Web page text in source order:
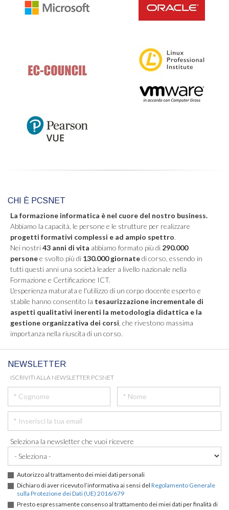
CHI È PCSNET
La formazione informatica è nel cuore del nostro business.
Abbiamo la capacità, le persone e le strutture per realizzare
progetti formativi complessi e ad ampio spettro.
Nei nostri43 anni di vita abbiamo formato più di 290.000
personee svolto più di 130.000 giornatedi corso, essendo in
tutti questi anni una società leader a livello nazionale nella
Formazione e Certificazione ICT.
L'esperienza maturata e l'utilizzo di un corpo docente esperto e
stabile hanno consentito la tesaurizzazione incrementale di
aspetti qualitativi inerenti la metodologia didattica e la
gestione organizzativa dei corsi , che rivestono massima
importanza nella riuscita di un corso.
NEWSLETTER
ISCRIVITI ALLA NEWSLETTER PCSNET
Seleziona la newsletter che vuoi ricevere
Autorizzo al trattamento dei miei dati personali
Dichiaro di aver ricevuto l’informativa ai sensi del Regolamento Generale
sulla Protezione dei Dati (UE) 2016/679
Presto espressamente consenso al trattamento dei miei dati per finalità di